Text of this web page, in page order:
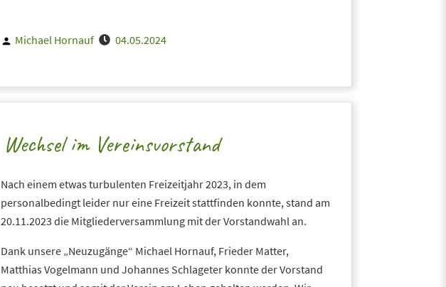
Posted
Michael Hornauf 04.05.2024
Wechsel im Vereinsvorstand
Nach einem etwas turbulenten Freizeitjahr 2023, in dem
personalbedingt leider nur eine Freizeit stattfinden konnte, stand am
20.11.2023 die Mitgliederversammlung mit der Vorstandwahl an.
Dank unsere „Neuzugänge“ Michael Hornauf, Frieder Matter,
Matthias Vogelmann und Johannes Schlageter konnte der Vorstand